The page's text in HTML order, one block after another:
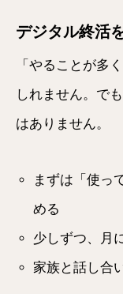
デジタル終活
「やることが多
しれません。で
はありません。
まずは「使っ
める
少しずつ、月
家族と話し合